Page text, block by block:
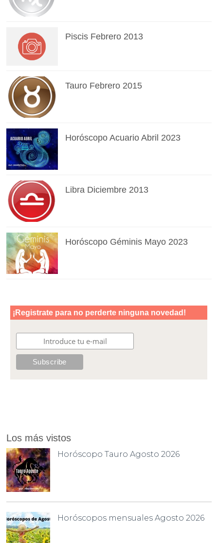
Piscis Febrero 2013
Tauro Febrero 2015
Horóscopo Acuario Abril 2023
Libra Diciembre 2013
Horóscopo Géminis Mayo 2023
Los más vistos
Horóscopo Tauro Agosto 2026
Horóscopos mensuales Agosto 2026